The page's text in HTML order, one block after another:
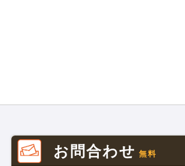
お問合わせ 無料